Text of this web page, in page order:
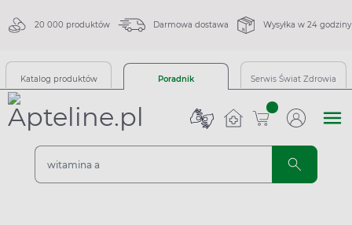
20 000 produktów Darmowa dostawa Wysyłka w 24 godziny
Katalog produktów Poradnik Serwis Świat Zdrowia
sztuk